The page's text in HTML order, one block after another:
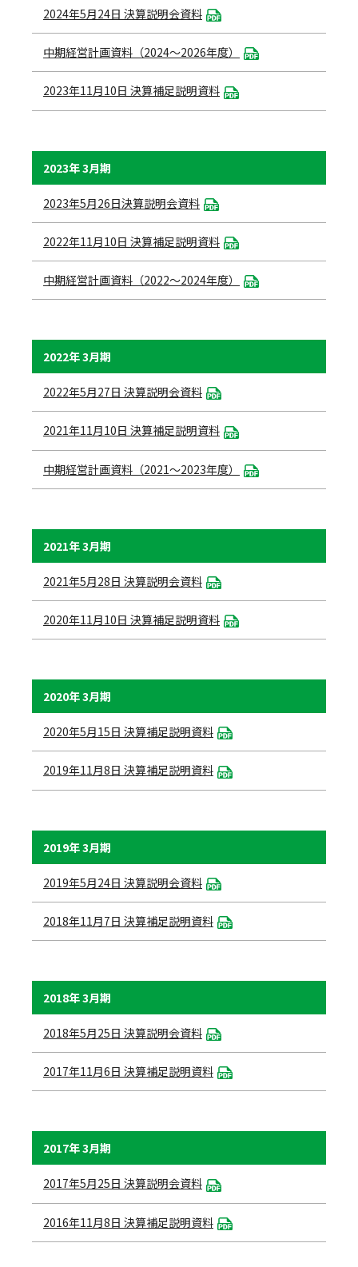
2024年5月24日 決算説明会資料
中期経営計画資料（2024～2026年度）
2023年11月10日 決算補足説明資料
2023年 3月期
2023年5月26日決算説明会資料
2022年11月10日 決算補足説明資料
中期経営計画資料（2022～2024年度）
2022年 3月期
2022年5月27日 決算説明会資料
2021年11月10日 決算補足説明資料
中期経営計画資料（2021～2023年度）
2021年 3月期
2021年5月28日 決算説明会資料
2020年11月10日 決算補足説明資料
2020年 3月期
2020年5月15日 決算補足説明資料
2019年11月8日 決算補足説明資料
2019年 3月期
2019年5月24日 決算説明会資料
2018年11月7日 決算補足説明資料
2018年 3月期
2018年5月25日 決算説明会資料
2017年11月6日 決算補足説明資料
2017年 3月期
2017年5月25日 決算説明会資料
2016年11月8日 決算補足説明資料